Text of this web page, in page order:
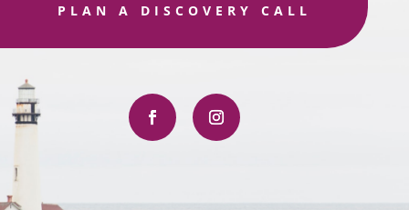
PLAN A DISCOVERY CALL